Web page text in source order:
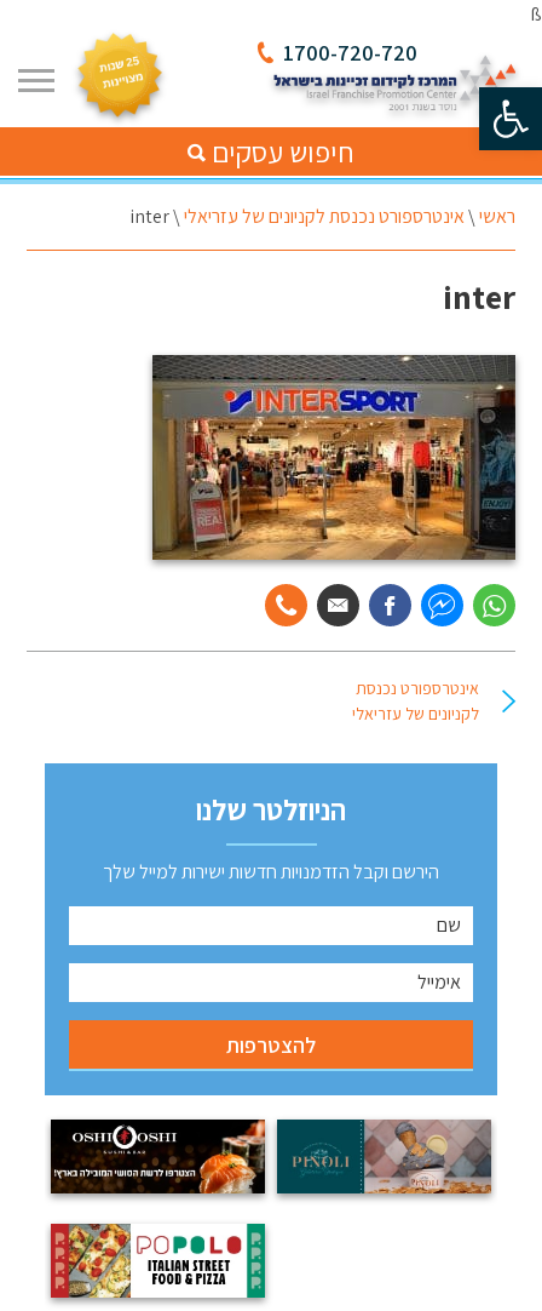
פתח סרגל נגישות
ß
1700-720-720
חיפוש עסקים
ראשי\אינטרספורט נכנסת לקניונים של עזריאלי\
inter
inter
אינטרספורט נכנסת
לקניונים של עזריאלי
הניוזלטר שלנו
הירשם וקבל הזדמנויות חדשות ישירות למייל שלך